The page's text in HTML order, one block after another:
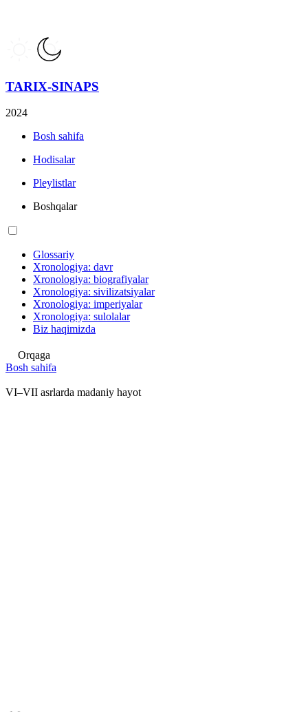
TARIX-SINAPS
2024
Bosh sahifa
Hodisalar
Pleylistlar
Boshqalar
Glossariy
Xronologiya: davr
Xronologiya: biografiyalar
Xronologiya: sivilizatsiyalar
Xronologiya: imperiyalar
Xronologiya: sulolalar
Biz haqimizda
Orqaga
Bosh sahifa
VI–VII asrlarda madaniy hayot